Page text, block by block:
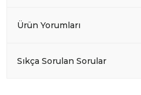
Ürün Yorumları
Sıkça Sorulan Sorular